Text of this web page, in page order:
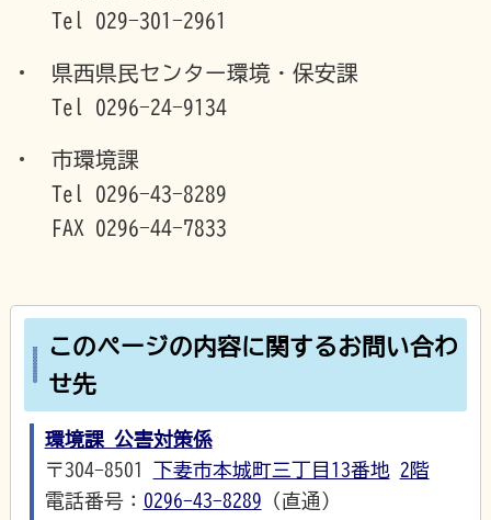
Tel 029-301-2961
県西県民センター環境・保安課
Tel 0296-24-9134
市環境課
Tel 0296-43-8289
FAX 0296-44-7833
このページの内容に関するお問い合わ
せ先
環境課 公害対策係
〒304-8501 下妻市本城町三丁目13番地 2階
電話番号： 0296-43-8289 （直通）